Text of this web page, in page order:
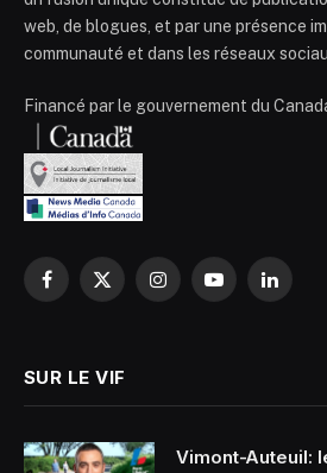
web, de blogues, et par une présence
communauté et dans les réseaux
Financé par le gouvernement du
Facebook
X
InstagramYouTubeLinkedIn
SUR LE VIF
Vimont-Auteuil: